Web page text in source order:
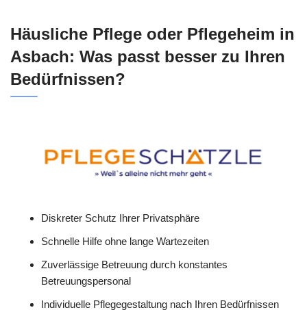
Häusliche Pflege oder Pflegeheim in
Asbach: Was passt besser zu Ihren
Bedürfnissen?
Diskreter Schutz Ihrer Privatsphäre
Schnelle Hilfe ohne lange Wartezeiten
Zuverlässige Betreuung durch konstantes
Betreuungspersonal
Individuelle Pflegegestaltung nach Ihren Bedürfnissen